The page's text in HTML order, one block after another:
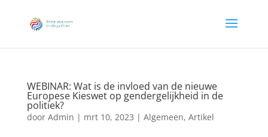
WEBINAR: Wat is de invloed van de nieuwe
Europese Kieswet op gendergelijkheid in de
politiek?
door Admin | mrt 10, 2023 | Algemeen, Artikel